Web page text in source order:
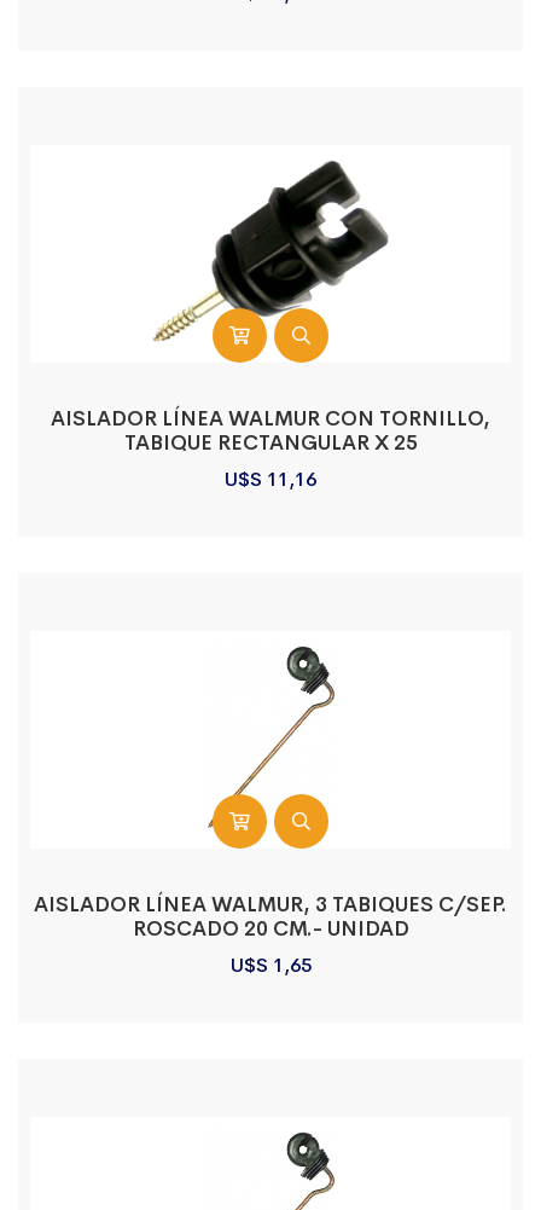
AISLADOR LÍNEA WALMUR CON TORNILLO,
TABIQUE RECTANGULAR X 25
U$S 11,16
AISLADOR LÍNEA WALMUR, 3 TABIQUES C/SEP.
ROSCADO 20 CM.- UNIDAD
U$S 1,65